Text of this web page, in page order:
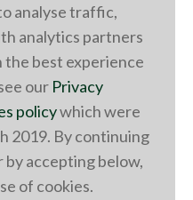
analyse traffic,
analytics partners
the best experience
our Privacy
policywhich were
2019. By continuing
accepting below,
of cookies.